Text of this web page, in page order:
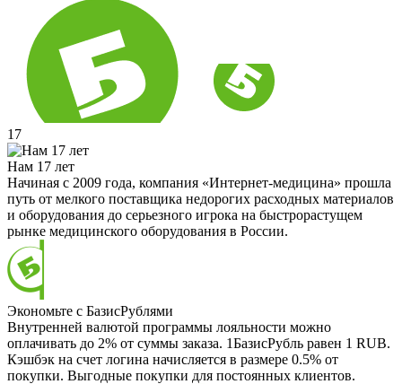
17
Нам 17 лет
Начиная с 2009 года, компания «Интернет-медицина» прошла
путь от мелкого поставщика недорогих расходных материалов
и оборудования до серьезного игрока на быстрорастущем
рынке медицинского оборудования в России.
Экономьте с БазисРублями
Внутренней валютой программы лояльности можно
оплачивать до 2% от суммы заказа. 1БазисРубль равен 1 RUB.
Кэшбэк на счет логина начисляется в размере 0.5% от
покупки. Выгодные покупки для постоянных клиентов.